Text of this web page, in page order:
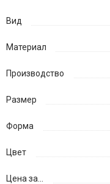
Вид
Материал
Производство
Размер
Форма
Цвет
Цена за...